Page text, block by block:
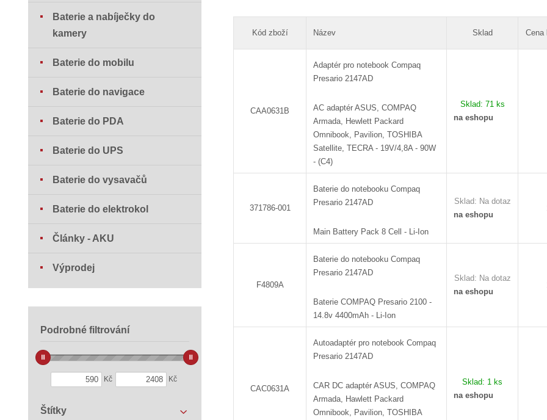
t
Kód zboží Název Sklad Cena
CAA0631B
Adaptér pro notebook Compaq
Presario 2147AD
AC adaptér ASUS, COMPAQ
Armada, Hewlett Packard
Omnibook, Pavilion, TOSHIBA
Satellite, TECRA - 19V/4,8A - 90W
- (C4)
Sklad: 71 ks
na eshopu
371786-001
Baterie do notebooku Compaq
Presario 2147AD
Main Battery Pack 8 Cell - Li-Ion
Sklad: Na dotaz
na eshopu
F4809A
Baterie do notebooku Compaq
Presario 2147AD
Baterie COMPAQ Presario 2100 -
14.8v 4400mAh - Li-Ion
Sklad: Na dotaz
na eshopu
CAC0631A
Autoadaptér pro notebook Compaq
Presario 2147AD
CAR DC adaptér ASUS, COMPAQ
Armada, Hawlett Packard
Omnibook, Pavilion, TOSHIBA
Sklad: 1 ks
na eshopu
Baterie a nabíječky do
kamery
Baterie do mobilu
Baterie do navigace
Baterie do PDA
Baterie do UPS
Baterie do vysavačů
Baterie do elektrokol
Články - AKU
Výprodej
Podrobné filtrování
Kč Kč
Štítky